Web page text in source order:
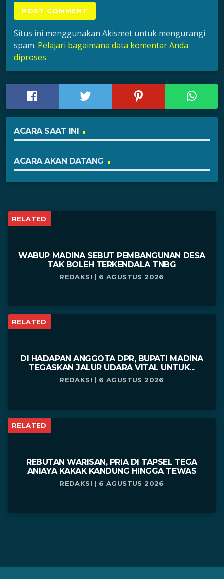
Situs ini menggunakan Akismet untuk mengurangi
spam. Pelajari bagaimana data komentar Anda
diproses
ACARA SAAT INI
ACARA AKAN DATANG
RELATED
WABUP MADINA SEBUT PEMBANGUNAN DESA
TAK BOLEH TERKENDALA TNBG
REDAKSI | 6 AGUSTUS 2026
RELATED
DI HADAPAN ANGGOTA DPR, BUPATI MADINA
TEGASKAN JALUR UDARA VITAL UNTUK...
REDAKSI | 6 AGUSTUS 2026
RELATED
REBUTAN WARISAN, PRIA DI TAPSEL TEGA
ANIAYA KAKAK KANDUNG HINGGA TEWAS
REDAKSI | 6 AGUSTUS 2026